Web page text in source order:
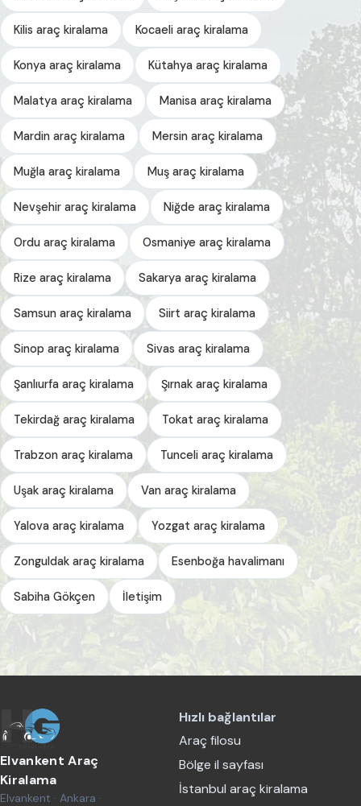
Kilis araç kiralama Kocaeli araç kiralama
Konya araç kiralama Kütahya araç kiralama
Malatya araç kiralama Manisa araç kiralama
Mardin araç kiralama Mersin araç kiralama
Muğla araç kiralama Muş araç kiralama
Nevşehir araç kiralama Niğde araç kiralama
Ordu araç kiralama Osmaniye araç kiralama
Rize araç kiralama Sakarya araç kiralama
Samsun araç kiralama Siirt araç kiralama
Sinop araç kiralama Sivas araç kiralama
Şanlıurfa araç kiralama Şırnak araç kiralama
Tekirdağ araç kiralama Tokat araç kiralama
Trabzon araç kiralama Tunceli araç kiralama
Uşak araç kiralama Van araç kiralama
Yalova araç kiralama Yozgat araç kiralama
Zonguldak araç kiralama Esenboğa havalimanı
Sabiha Gökçen İletişim
Elvankent Araç
Kiralama
Elvankent · Ankara ·
Hızlı bağlantılar
Araç filosu
Bölge il sayfası
İstanbul araç kiralama